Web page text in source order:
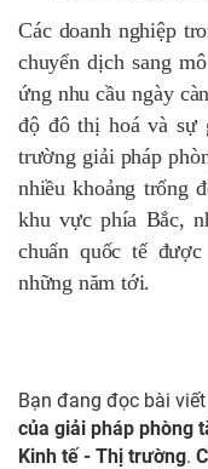
Các doanh nghiệp
chuyển dịch sang
ứng nhu cầu ngày
độ đô thị hoá và sự
trường giải pháp
nhiều khoảng trống
khu vực phía Bắc,
chuẩn quốc tế
những năm tới.
Bạn đang đọc bài viết
của giải pháp phòng
Kinh tế - Thị trường.